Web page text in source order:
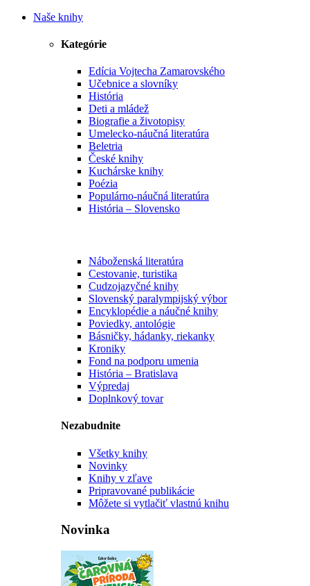
Naše knihy
Kategórie
Edícia Vojtecha Zamarovského
Učebnice a slovníky
História
Deti a mládež
Biografie a životopisy
Umelecko-náučná literatúra
Beletria
České knihy
Kuchárske knihy
Poézia
Populárno-náučná literatúra
História – Slovensko
Náboženská literatúra
Cestovanie, turistika
Cudzojazyčné knihy
Slovenský paralympijský výbor
Encyklopédie a náučné knihy
Poviedky, antológie
Básničky, hádanky, riekanky
Kroniky
Fond na podporu umenia
História – Bratislava
Výpredaj
Doplnkový tovar
Nezabudnite
Všetky knihy
Novinky
Knihy v zľave
Pripravované publikácie
Môžete si vytlačiť vlastnú knihu
Novinka